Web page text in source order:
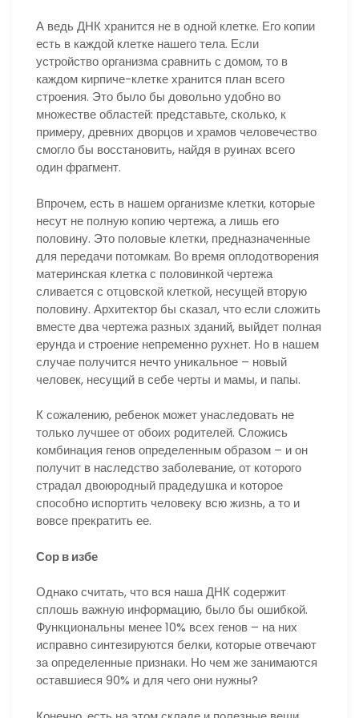
А ведь ДНК хранится не в одной клетке. Его копии
есть в каждой клетке нашего тела. Если
устройство организма сравнить с домом, то в
каждом кирпиче-клетке хранится план всего
строения. Это было бы довольно удобно во
множестве областей: представьте, сколько, к
примеру, древних дворцов и храмов человечество
смогло бы восстановить, найдя в руинах всего
один фрагмент.
Впрочем, есть в нашем организме клетки, которые
несут не полную копию чертежа, а лишь его
половину. Это половые клетки, предназначенные
для передачи потомкам. Во время оплодотворения
материнская клетка с половинкой чертежа
сливается с отцовской клеткой, несущей вторую
половину. Архитектор бы сказал, что если сложить
вместе два чертежа разных зданий, выйдет полная
ерунда и строение непременно рухнет. Но в нашем
случае получится нечто уникальное – новый
человек, несущий в себе черты и мамы, и папы.
К сожалению, ребенок может унаследовать не
только лучшее от обоих родителей. Сложись
комбинация генов определенным образом – и он
получит в наследство заболевание, от которого
страдал двоюродный прадедушка и которое
способно испортить человеку всю жизнь, а то и
вовсе прекратить ее.
Сор в избе
Однако считать, что вся наша ДНК содержит
сплошь важную информацию, было бы ошибкой.
Функциональны менее 10% всех генов – на них
исправно синтезируются белки, которые отвечают
за определенные признаки. Но чем же занимаются
оставшиеся 90% и для чего они нужны?